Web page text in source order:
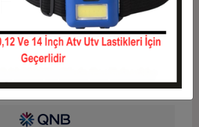
89,80 TL
808,19 TL
82,18 TL
821,77 TL
75,32 TL
70,18 TL 842,15 TL